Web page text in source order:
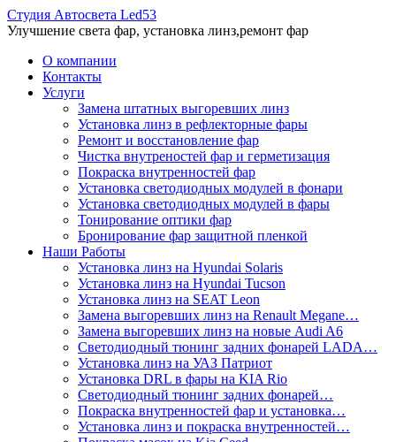
Студия Автосвета Led53
Улучшение света фар, установка линз,ремонт фар
О компании
Контакты
Услуги
Замена штатных выгоревших линз
Установка линз в рефлекторные фары
Ремонт и восстановление фар
Чистка внутреностей фар и герметизация
Покраска внутренностей фар
Установка светодиодных модулей в фонари
Установка светодиодных модулей в фары
Тонирование оптики фар
Бронирование фар защитной пленкой
Наши Работы
Установка линз на Hyundai Solaris
Установка линз на Hyundai Tucson
Установка линз на SEAT Leon
Замена выгоревших линз на Renault Megane…
Замена выгоревших линз на новые Audi A6
Светодиодный тюнинг задних фонарей LADA…
Установка линз на УАЗ Патриот
Установка DRL в фары на KIA Rio
Светодиодный тюнинг задних фонарей…
Покраска внутренностей фар и установка…
Установка линз и покраска внутренностей…